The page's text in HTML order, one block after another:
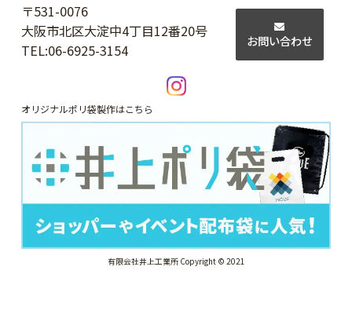
〒531-0076
大阪市北区大淀中4丁目12番20号
TEL:06-6925-3154
お問い合わせ
オリジナルポリ袋製作はこちら
有限会社井上工業所 Copyright © 2021